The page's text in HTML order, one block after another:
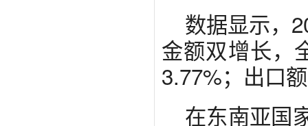
数据显示，
金额双增长，
3.77%；出口
在东南亚国